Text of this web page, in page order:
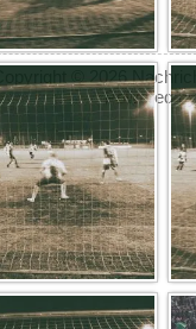
Copyright © 2026
Powered